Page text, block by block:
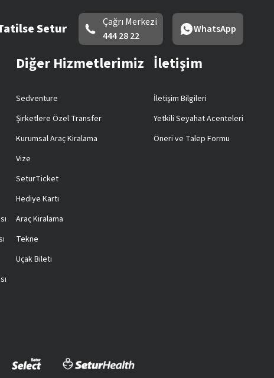
Setur
Çağrı Merkezi
444 28 22
WhatsApp
Diğer Hizmetlerimiz
Sedventure
Şirketlere Özel Transfer
Kurumsal Araç Kiralama
Vize
SeturTicket
Hediye Kartı
Araç Kiralama
Tekne
Uçak Bileti
İletişim
İletişim Bilgileri
Yetkili Seyahat Acenteleri
Öneri ve Talep Formu